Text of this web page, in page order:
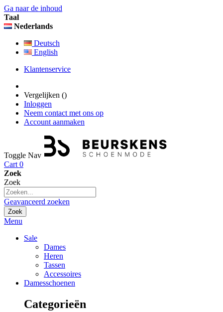
Ga naar de inhoud
Taal
Nederlands
Deutsch
English
Klantenservice
Vergelijken ()
Inloggen
Neem contact met ons op
Account aanmaken
Toggle Nav
Cart 0
Zoek
Zoek
Geavanceerd zoeken
Zoek
Menu
Sale
Dames
Heren
Tassen
Accessoires
Damesschoenen
Categorieën